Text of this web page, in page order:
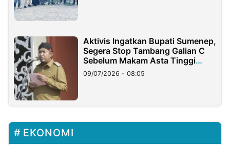
Aktivis Ingatkan Bupati Sumenep,
Segera Stop Tambang Galian C
Sebelum Makam Asta Tinggi
Longsor
09/07/2026 - 08:05
EKONOMI